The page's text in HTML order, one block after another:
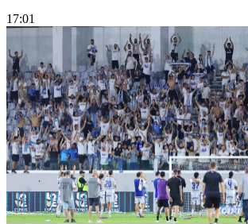
17:01